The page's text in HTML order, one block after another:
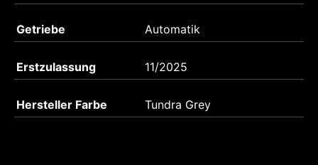
Getriebe Automatik
Erstzulassung 11/2025
Hersteller Farbe Tundra Grey